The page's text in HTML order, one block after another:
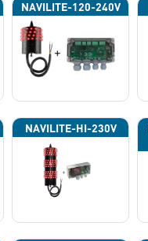
NAVILITE-120-240V
NAVILITE-HI-230V